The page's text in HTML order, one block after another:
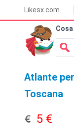
Likesx.com
Atlante
Toscana
5 €